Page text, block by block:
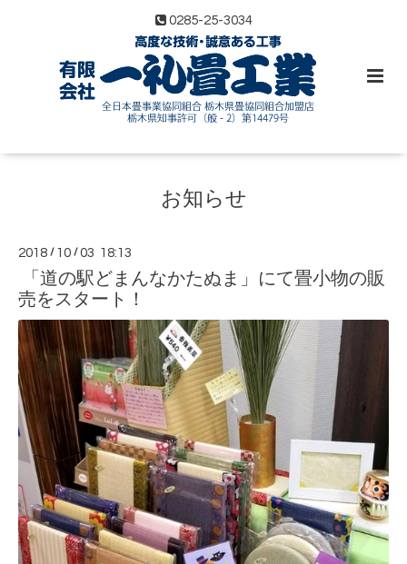
0285-25-3034
お知らせ
2018 / 10 /03 18:13
「道の駅どまんなかたぬま」にて畳小物の販
売をスタート！